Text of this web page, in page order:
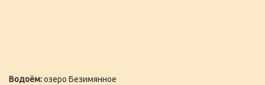
Водоём:озеро Безимянное